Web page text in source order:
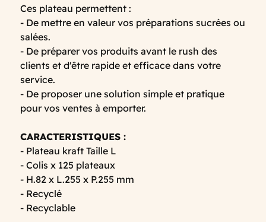
Ces plateau permettent :
- De mettre en valeur vos préparations sucrées ou
salées.
- De préparer vos produits avant le rush des
clients et d'être rapide et efficace dans votre
service.
- De proposer une solution simple et pratique
pour vos ventes à emporter.
CARACTERISTIQUES :
- Plateau kraft Taille L
- Colis x 125 plateaux
- H.82 x L.255 x P.255 mm
- Recyclé
- Recyclable